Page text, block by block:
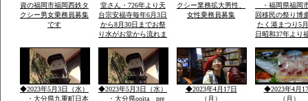
資の福岡市福岡西鉄タ
クシー男女乗務員募集
です
堂さん・726年より天
台宗安福寺毎年6月3日
から8月30日までお祭
り水がお堂から流れま
に顔つきがちがう飲む
とよくなる水です「体
の調子が悪い人は飲ま
ないこと」
クシー業務拡大男性、
女性乗務員募集
・福岡県福岡
回移民の祭り博
たく港まつり5
日昭和37年より
内に踊り本舞台
民企業総参加こ
人も企業も約
参加「しゃもじ
を出し参加
◆2023年5月3日（水）
・大分県九重町日本
◆2023年5月3日（水）
・大分県ooita pre
◆2023年4月17日
（月）
◆2023年4月
（月）